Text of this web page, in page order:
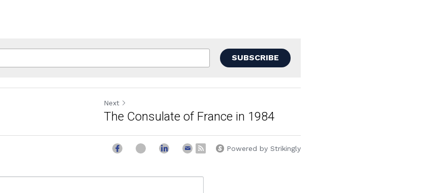
SUBSCRIBE
Next
The Consulate of France in 1984
Powered by Strikingly